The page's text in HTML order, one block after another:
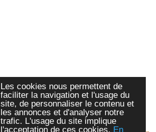
Les cookies nous permettent de
faciliter la navigation et l'usage du
site, de personnaliser le contenu et
les annonces et d'analyser notre
trafic. L'usage du site implique
l'acceptation de ces cookies. En